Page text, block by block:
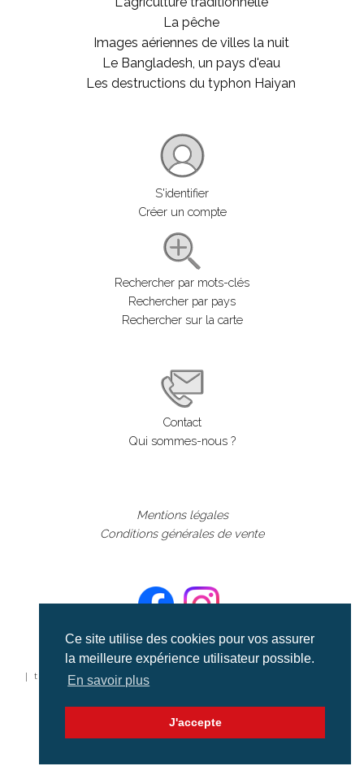
Ce site utilise des cookies pour vos assurer
la meilleure expérience utilisateur possible.
En savoir plus
J'accepte
La pêche
Images aériennes de villes la nuit
Le Bangladesh, un pays d'eau
Les destructions du typhon Haiyan
S'identifier
Créer un compte
Rechercher par mots-clés
Rechercher par pays
Rechercher sur la carte
Contact
Qui sommes-nous ?
Mentions légales
Conditions générales de vente
©aerialcollection marque déposée 2024
| tous droits réservés | aerialcollection.fr banque d'images
aériennes et documentaires video et cinéma |